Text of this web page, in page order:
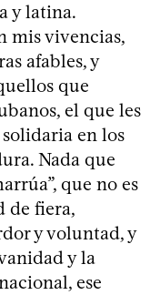
y latina.
mis vivencias,
afables, y
que
el que les
en los
Nada que
que no es
de fiera,
y voluntad, y
y la
ese